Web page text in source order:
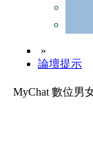
»
論壇提示
MyChat 數位男